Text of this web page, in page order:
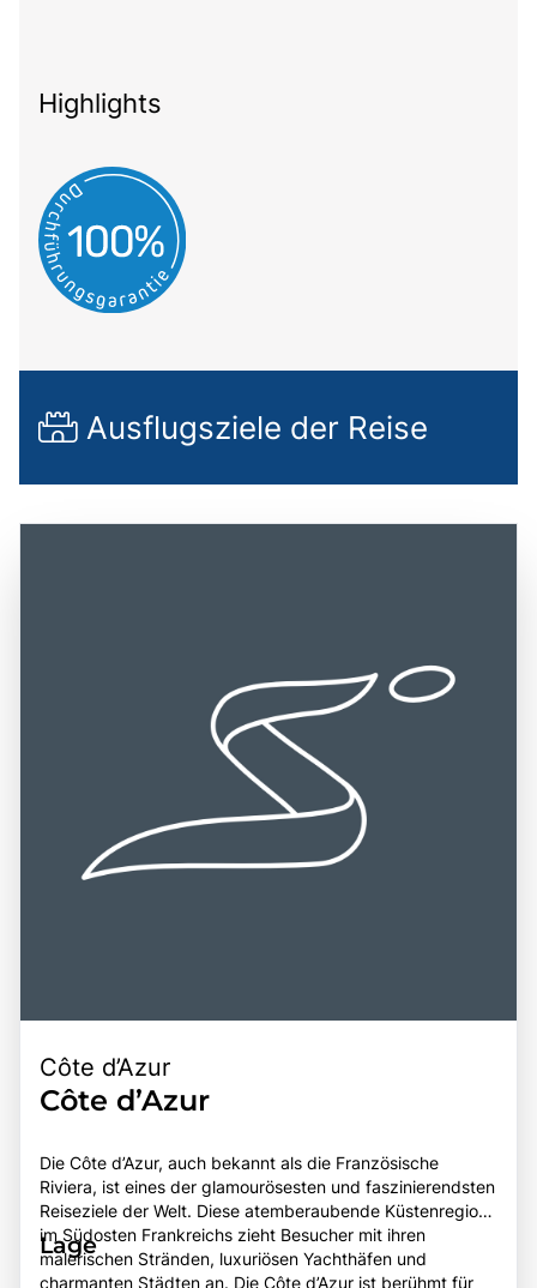
Highlights
Ausflugsziele der Reise
Côte d’Azur
Côte d’Azur
Die Côte d’Azur, auch bekannt als die Französische
Riviera, ist eines der glamourösesten und faszinierendsten
Reiseziele der Welt. Diese atemberaubende Küstenregion
im Südosten Frankreichs zieht Besucher mit ihren
malerischen Stränden, luxuriösen Yachthäfen und
charmanten Städten an. Die Côte d’Azur ist berühmt für
Lage